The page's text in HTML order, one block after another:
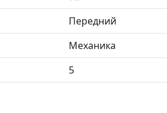
Передний
Механика
5